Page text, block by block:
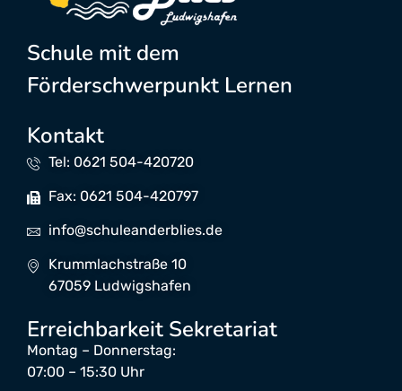
Schule mit dem
Förderschwerpunkt Lernen
Kontakt
Tel: 0621 504-420720
Fax: 0621 504-420797
info@schuleanderblies.de
Krummlachstraße 10
67059 Ludwigshafen
Erreichbarkeit Sekretariat
Montag – Donnerstag:
07:00 – 15:30 Uhr